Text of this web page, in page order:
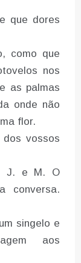
que dores
como que
nos
as palmas
onde não
flor.
vossos
J. e M. O
conversa.
singelo e
aos